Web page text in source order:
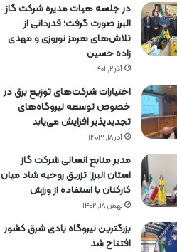
در جلسه هیات مدیره شرکت گاز
البرز صورت گرفت؛ قدردانی از
تلاش‌های هرمز نوروزی و مهدی
زاده حسین
آذر ۲, ۱۴۰۱
اختیارات شرکت‌های توزیع برق در
خصوص توسعه نیروگاه‌های
تجدیدپذیر افزایش می‌یابد
آذر ۱۸, ۱۴۰۳
مدیر منابع انسانی شرکت گاز
استان البرز؛ تزریق روحیه شاد میان
کارکنان با استفاده از ورزش
بهمن ۱۸, ۱۴۰۲
بزرگترین نیروگاه بادی شرق کشور
افتتاح شد